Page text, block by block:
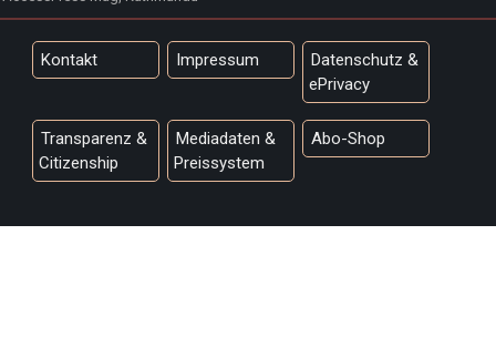
Kontakt Impressum
Datenschutz &
ePrivacy
Transparenz &
Citizenship
Mediadaten &
Preissystem
Abo-Shop